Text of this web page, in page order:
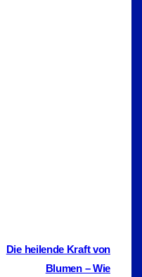
Die heilende Kraft von
Blumen – Wie